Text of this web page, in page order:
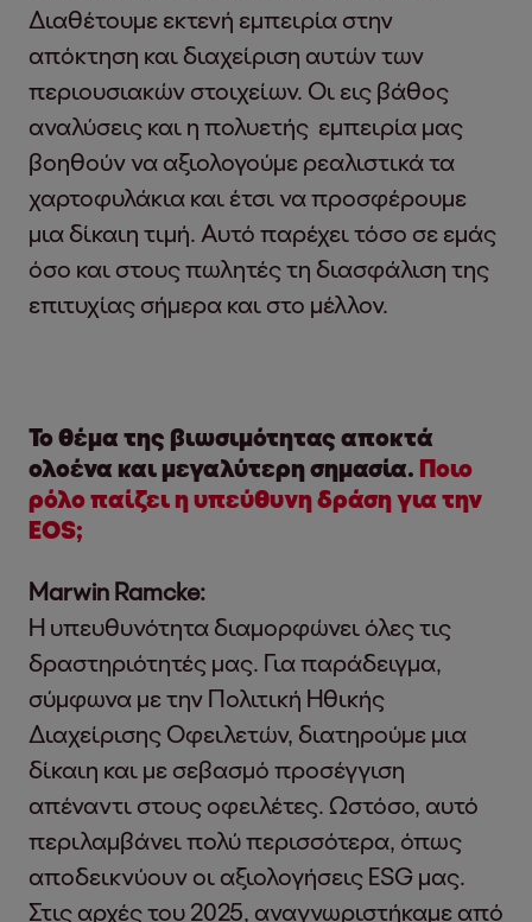
Διαθέτουμε εκτενή εμπειρία στην
απόκτηση και διαχείριση αυτών των
περιουσιακών στοιχείων. Οι εις βάθος
αναλύσεις και η πολυετής εμπειρία μας
βοηθούν να αξιολογούμε ρεαλιστικά τα
χαρτοφυλάκια και έτσι να προσφέρουμε
μια δίκαιη τιμή. Αυτό παρέχει τόσο σε εμάς
όσο και στους πωλητές τη διασφάλιση της
επιτυχίας σήμερα και στο μέλλον.
Το θέμα της βιωσιμότητας αποκτά
ολοένα και μεγαλύτερη σημασία. Ποιο
ρόλο παίζει η υπεύθυνη δράση για την
EOS;
Marwin Ramcke:
Η υπευθυνότητα διαμορφώνει όλες τις
δραστηριότητές μας. Για παράδειγμα,
σύμφωνα με την Πολιτική Ηθικής
Διαχείρισης Οφειλετών, διατηρούμε μια
δίκαιη και με σεβασμό προσέγγιση
απέναντι στους οφειλέτες. Ωστόσο, αυτό
περιλαμβάνει πολύ περισσότερα, όπως
αποδεικνύουν οι αξιολογήσεις ESG μας.
Στις αρχές του 2025, αναγνωριστήκαμε από